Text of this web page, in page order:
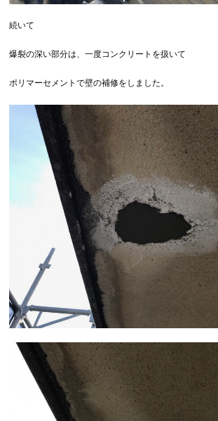
続いて
爆裂の深い部分は、一度コンクリートを扱いて
ポリマーセメントで壁の補修をしました。